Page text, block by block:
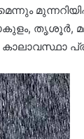
തൃശൂർ,